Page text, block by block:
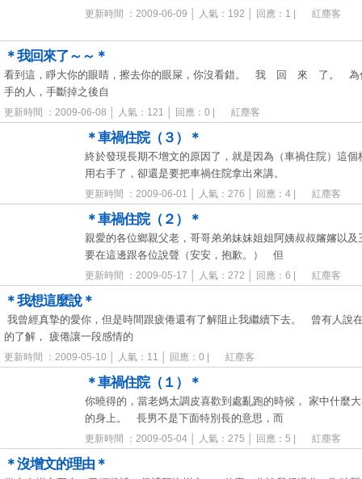
更新時間 ：2009-06-09 │ 人氣：192 │ 回應：1 | 紅塵客
＊我回來了～～＊
看到這，睜大你的眼睛，擦去你的眼屎，你沒看錯。 我 回 來 了。 為
手的人，手斷掉之後自
更新時間 ：2009-06-08 │ 人氣：121 │ 回應：0 | 紅塵客
＊車禍住院（３）＊
終於發現長期不增文的原因了，就是因為（車禍住院）這
用右手了，卻還是要把車禍住院拿出來講。
更新時間 ：2009-06-01 │ 人氣：276 │ 回應：4 | 紅塵客
＊車禍住院（２）＊
親愛的各位鄉親父老，哥哥弟弟妹妹姐姐阿姨叔叔嬸嬸以
要在這邊跟各位說聲（安安，抱歉。） 但
更新時間 ：2009-05-17 │ 人氣：272 │ 回應：6 | 紅塵客
＊我想這麼說＊
我曾經真摯的愛你，但是時間跟疲倦還有了解阻止我繼續下去。 曾有人說
的了解， 疲倦讓一段感情的
更新時間 ：2009-05-10 │ 人氣：11 │ 回應：0 | 紅塵客
＊車禍住院（１）＊
你曉得的，當老媽太調皮喜歡到處亂跑的時候， 家中什麼
的身上。 長男不是下面特別長的意思，而
更新時間 ：2009-05-04 │ 人氣：275 │ 回應：5 | 紅塵客
＊沒增文的理由＊